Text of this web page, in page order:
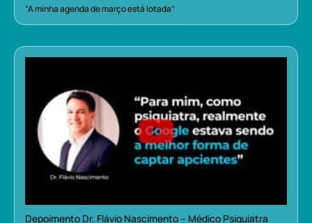
“A minha agenda de março está lotada”
Depoimento Dr. Flávio Nascimento – Médico Psiquiatra